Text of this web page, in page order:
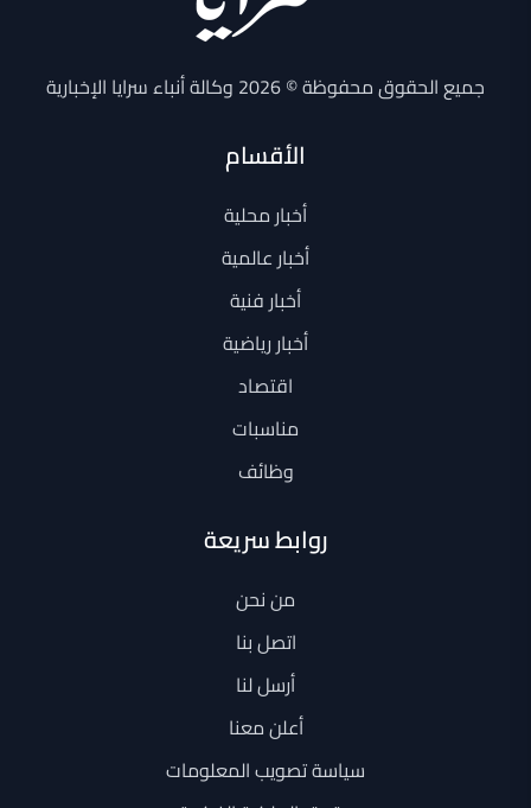
جميع الحقوق محفوظة © 2026 وكالة أنباء سرايا الإخبارية
الأقسام
أخبار محلية
أخبار عالمية
أخبار فنية
أخبار رياضية
اقتصاد
مناسبات
وظائف
روابط سريعة
من نحن
اتصل بنا
أرسل لنا
أعلن معنا
سياسة تصويب المعلومات